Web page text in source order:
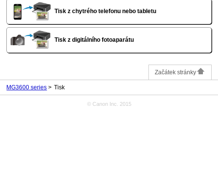
Tisk z chytrého telefonu nebo tabletu
Tisk z digitálního fotoaparátu
Začátek stránky
MG3600 series Tisk
© Canon Inc. 2015